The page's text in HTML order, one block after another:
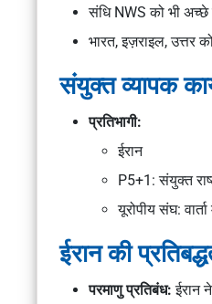
संधि NWS को भी अच्छे
भारत, इज़राइल, उत्तर
संयुक्त व्यापक
प्रतिभागी:
ईरान
P5+1: संयुक्त
यूरोपीय संघ: वार्ता
ईरान की
परमाणु प्रतिबंध: ईरान